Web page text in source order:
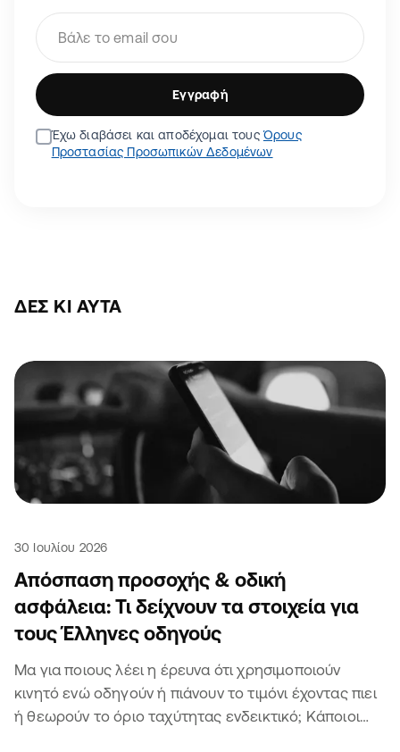
Εγγραφή
Έχω διαβάσει και αποδέχομαι τουςΌρους
Προστασίας Προσωπικών Δεδομένων
ΔΕΣ ΚΙ ΑΥΤΆ
30 Ιουλίου 2026
Απόσπαση προσοχής & οδική
ασφάλεια: Τι δείχνουν τα στοιχεία για
τους Έλληνες οδηγούς
Μα για ποιους λέει η έρευνα ότι χρησιμοποιούν
κινητό ενώ οδηγούν ή πιάνουν το τιμόνι έχοντας πιει
ή θεωρούν το όριο ταχύτητας ενδεικτικό; Κάποιοι